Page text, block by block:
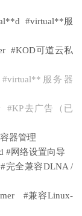
#virtual**服
#KOD可道云私
#virtual**服务器
#KP去广告（已
器管理
#网络设置向导
完全兼容DLNA /
#兼容Linux-